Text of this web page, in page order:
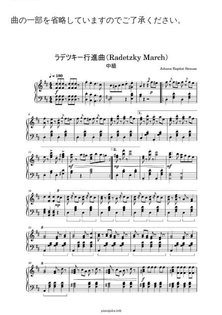
曲の一部を省略していますのでご了承ください。